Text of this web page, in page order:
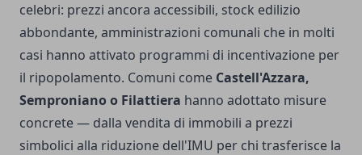
celebri: prezzi ancora accessibili, stock edilizio
abbondante, amministrazioni comunali che in molti
casi hanno attivato programmi di incentivazione per
il ripopolamento. Comuni come Castell'Azzara,
Semproniano o Filattiera hanno adottato misure
concrete — dalla vendita di immobili a prezzi
simbolici alla riduzione dell'IMU per chi trasferisce la